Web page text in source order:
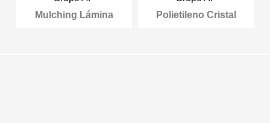
Mulching Lámina Polietileno Cristal